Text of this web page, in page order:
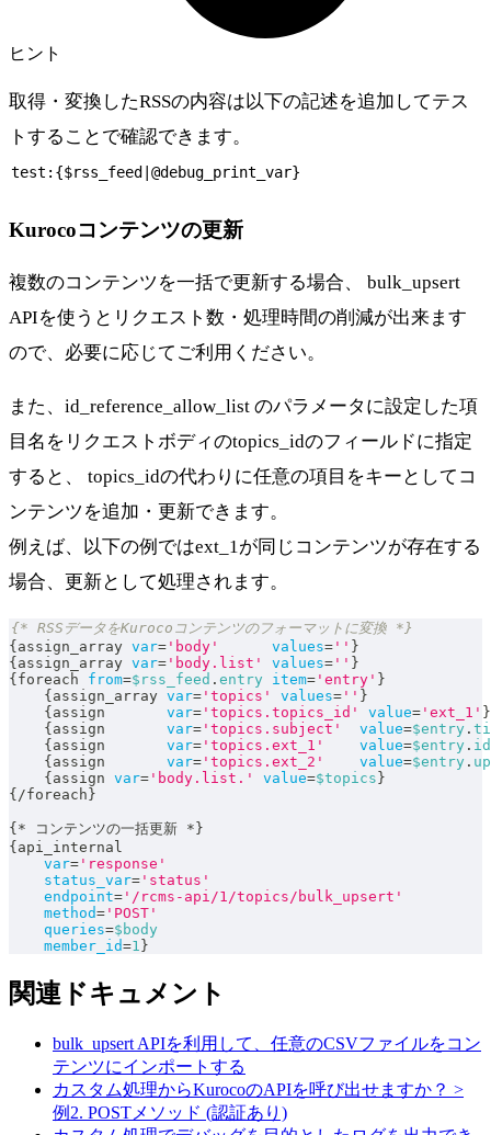
ヒント
取得・変換したRSSの内容は以下の記述を追加してテス
トすることで確認できます。
test:{$rss_feed|@debug_print_var}
Kurocoコンテンツの更新
複数のコンテンツを一括で更新する場合、 bulk_upsert
APIを使うとリクエスト数・処理時間の削減が出来ます
ので、必要に応じてご利用ください。
また、id_reference_allow_list のパラメータに設定した項
目名をリクエストボディのtopics_idのフィールドに指定
すると、 topics_idの代わりに任意の項目をキーとしてコ
ンテンツを追加・更新できます。
例えば、以下の例ではext_1が同じコンテンツが存在する
場合、更新として処理されます。
{* RSSデータをKurocoコンテンツのフォーマットに変換 *}
{ assign_array var= 'body' values= '' }
{ assign_array var= 'body.list' values= '' }
{ foreach from=$rss_feed . entry item= 'entry' }
{ assign_array var= 'topics' values= '' }
{ assign var= 'topics.topics_id' value= 'ext_1' }
{ assign var= 'topics.subject' value=$entry .
{ assign var= 'topics.ext_1' value=$entry . id
{ assign var= 'topics.ext_2' value=$entry .
{ assign var= 'body.list.' value=$topics }
{ /foreach }
{ * コンテンツの一括更新 * }
{ api_internal
var= 'response'
status_var= 'status'
endpoint= '/rcms-api/1/topics/bulk_upsert'
method= 'POST'
queries=$body
member_id=1 }
関連ドキュメント
bulk_upsert APIを利用して、任意のCSVファイルをコン
テンツにインポートする
カスタム処理からKurocoのAPIを呼び出せますか？ >
例2. POSTメソッド (認証あり)